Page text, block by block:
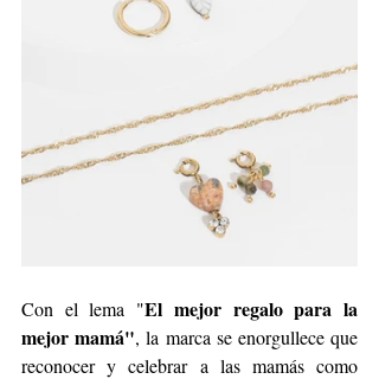
Con el lema "El mejor regalo para la
mejor mamá", la marca se enorgullece que
reconocer y celebrar a las mamás como